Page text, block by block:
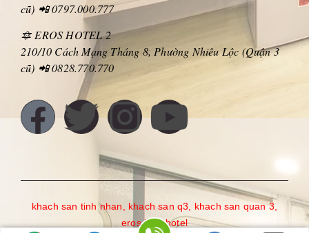
cũ) 📲 0797.000.777
🔯 EROS HOTEL 2
210/10 Cách Mạng Tháng 8, Phường Nhiêu Lộc (Quận 3
cũ) 📲 0828.770.770
khach san tinh nhan, khach san q3, khach san quan 3,
eros love hotel